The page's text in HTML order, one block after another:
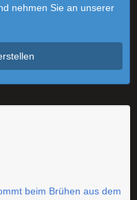
nehmen Sie an unserer
beim Brühen aus dem